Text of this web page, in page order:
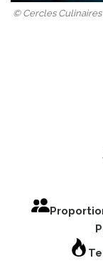
© Cercles Culinaires